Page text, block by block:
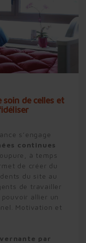
soin de celles et
s’engage
continues
à temps
de créer du
du site au
de travailler
allier un
Motivation et
par